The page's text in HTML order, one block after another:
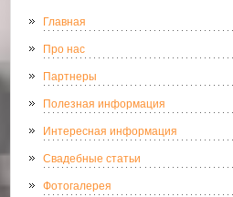
Главная
Про нас
Партнеры
Полезная информация
Интересная информация
Свадебные статьи
Фотогалерея